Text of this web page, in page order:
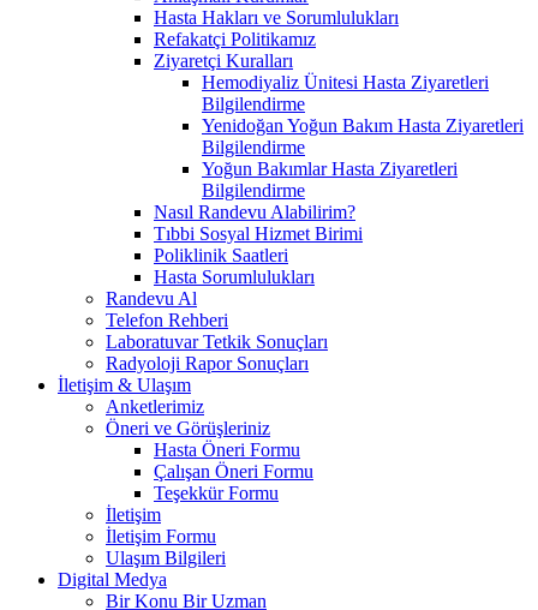
Hasta Hakları ve Sorumlulukları
Refakatçi Politikamız
Ziyaretçi Kuralları
Hemodiyaliz Ünitesi Hasta Ziyaretleri
Bilgilendirme
Yenidoğan Yoğun Bakım Hasta Ziyaretleri
Bilgilendirme
Yoğun Bakımlar Hasta Ziyaretleri
Bilgilendirme
Nasıl Randevu Alabilirim?
Tıbbi Sosyal Hizmet Birimi
Poliklinik Saatleri
Hasta Sorumlulukları
Randevu Al
Telefon Rehberi
Laboratuvar Tetkik Sonuçları
Radyoloji Rapor Sonuçları
İletişim & Ulaşım
Anketlerimiz
Öneri ve Görüşleriniz
Hasta Öneri Formu
Çalışan Öneri Formu
Teşekkür Formu
İletişim
İletişim Formu
Ulaşım Bilgileri
Digital Medya
Bir Konu Bir Uzman